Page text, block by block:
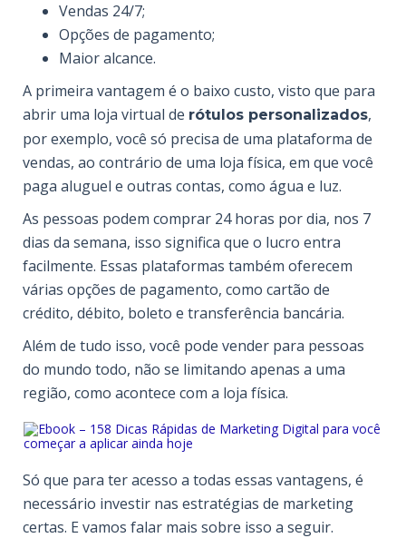
Vendas 24/7;
Opções de pagamento;
Maior alcance.
A primeira vantagem é o baixo custo, visto que para
abrir uma loja virtual de rótulos personalizados,
por exemplo, você só precisa de uma plataforma de
vendas, ao contrário de uma loja física, em que você
paga aluguel e outras contas, como água e luz.
As pessoas podem comprar 24 horas por dia, nos 7
dias da semana, isso significa que o lucro entra
facilmente. Essas plataformas também oferecem
várias opções de pagamento, como cartão de
crédito, débito, boleto e transferência bancária.
Além de tudo isso, você pode vender para pessoas
do mundo todo, não se limitando apenas a uma
região, como acontece com a loja física.
Só que para ter acesso a todas essas vantagens, é
necessário investir nas estratégias de marketing
certas. E vamos falar mais sobre isso a seguir.